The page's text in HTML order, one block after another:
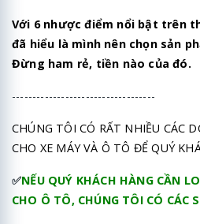
Với 6 nhược điểm nổi bật trên
đã hiểu là mình nên chọn sản
Đừng ham rẻ, tiền nào của đó.
-----------------------------------
CHÚNG TÔI CÓ RẤT NHIỀU CÁC
CHO XE MÁY VÀ Ô TÔ ĐỂ QUÝ
✅NẾU QUÝ KHÁCH HÀNG CẦN
CHO Ô TÔ, CHÚNG TÔI CÓ CÁC